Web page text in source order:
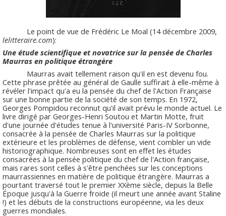
Le point de vue de Frédéric Le Moal (14 décembre 2009,
lelitteraire.com):
Une étude scientifique et novatrice sur la pensée de Charles
Maurras en politique étrangère
Maurras avait tellement raison qu'il en est devenu fou.
Cette phrase prêtée au général de Gaulle suffirait à elle-même à
révéler l'impact qu'a eu la pensée du chef de l'Action Française
sur une bonne partie de la société de son temps. En 1972,
Georges Pompidou reconnut qu'il avait prévu le monde actuel. Le
livre dirigé par Georges-Henri Soutou et Martin Motte, fruit
d'une journée d'études tenue à l'université Paris-IV Sorbonne,
consacrée à la pensée de Charles Maurras sur la politique
extérieure et les problèmes de défense, vient combler un vide
historiographique. Nombreuses sont en effet les études
consacrées à la pensée politique du chef de l'Action française,
mais rares sont celles à s'être penchées sur les conceptions
maurrassiennes en matière de politique étrangère. Maurras a
pourtant traversé tout le premier XXème siècle, depuis la Belle
Époque jusqu'à la Guerre froide (il meurt une année avant Staline
!) et les débuts de la constructions européenne, via les deux
guerres mondiales.